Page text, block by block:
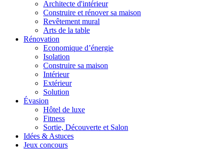
Architecte d'intérieur
Construire et rénover sa maison
Revêtement mural
Arts de la table
Rénovation
Economique d’énergie
Isolation
Construire sa maison
Intérieur
Extérieur
Solution
Évasion
Hôtel de luxe
Fitness
Sortie, Découverte et Salon
Idées & Astuces
Jeux concours